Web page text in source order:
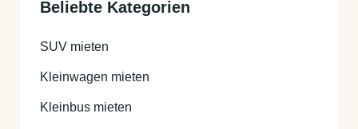
vorweisen können.
Kaution per Kreditkarte hinterlegt werden. Die
genaue Höhe wird Ihnen im Buchungsprozess
Beliebte Kategorien
SUV mieten
Kleinwagen mieten
Kleinbus mieten